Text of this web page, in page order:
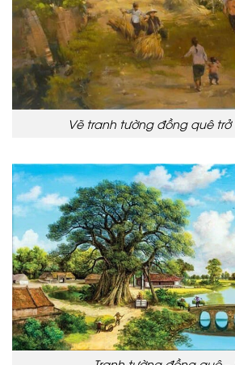
Vẽ tranh tường đồng quê trở